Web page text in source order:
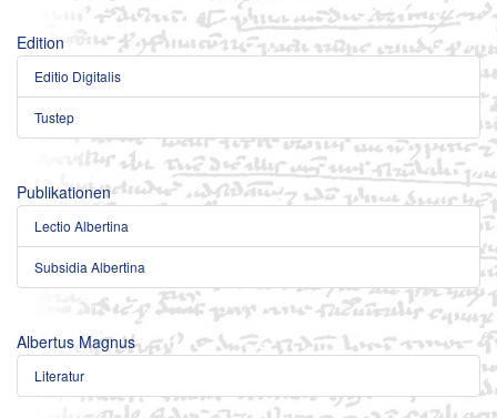
Edition
Editio Digitalis
Tustep
Publikationen
Lectio Albertina
Subsidia Albertina
Albertus Magnus
Literatur